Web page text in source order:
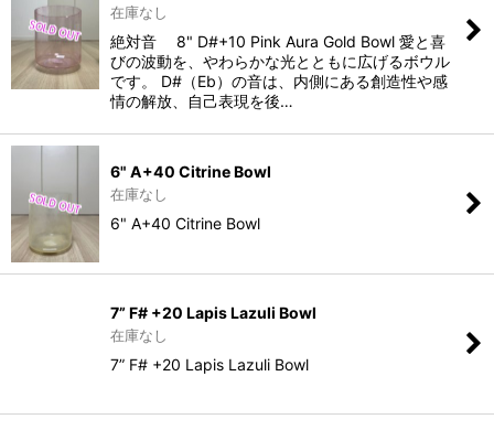
在庫なし
絶対音 8" D#+10 Pink Aura Gold Bowl 愛と喜
びの波動を、やわらかな光とともに広げるボウル
です。 D#（Eb）の音は、内側にある創造性や感
情の解放、自己表現を後…
6" A+40 Citrine Bowl
在庫なし
6" A+40 Citrine Bowl
7” F# +20 Lapis Lazuli Bowl
在庫なし
7” F# +20 Lapis Lazuli Bowl